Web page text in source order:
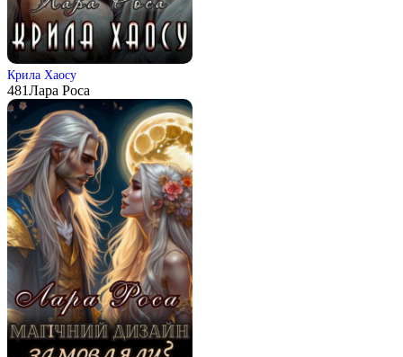
Крила Хаосу
481Лара Роса